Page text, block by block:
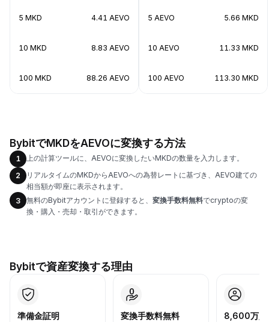
5 MKD 4.41 AEVO
10 MKD 8.83 AEVO
100 MKD 88.26 AEVO
5 AEVO 5.66 MKD
10 AEVO 11.33 MKD
100 AEVO 113.30 MKD
BybitでMKDをAEVOに変換する方法
1
上の計算ツールに、AEVOに変換したいMKDの数量を入力します。
2
リアルタイムのMKDからAEVOへの為替レートに基づき、AEVO建ての
相当額が即座に表示されます。
3
無料のBybitアカウントに登録すると、 変換手数料無料でcryptoの変
換・購入・売却・取引ができます。
Bybitで資産変換する理由
準備金証明 変換手数料無料
8,600万人